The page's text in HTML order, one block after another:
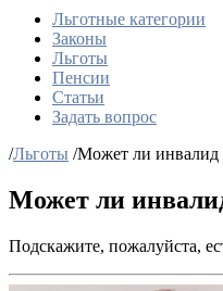
Льготные категории
Законы
Льготы
Пенсии
Статьи
Задать вопрос
/Льготы /Может ли инвалид
Может ли
Подскажите, пожалуйста,